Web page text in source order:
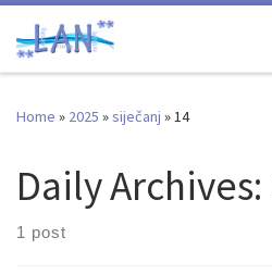
Skip to content
Home » 2025 »siječanj »14
Daily Archives:
1 post